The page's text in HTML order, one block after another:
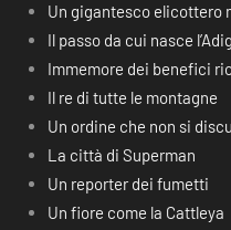
Un gigantesco elicottero
Il passo da cui nasce
Immemore dei benefici
Il re di tutte le montagne
Un ordine che non si
La città di Superman
Un reporter dei fumetti
Un fiore come la Cattleya